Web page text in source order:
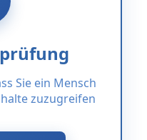
Sie ein Mensch
zuzugreifen